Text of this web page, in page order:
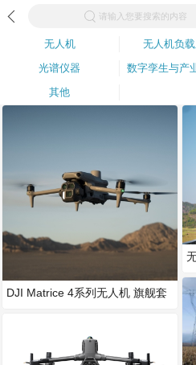
请输入您要搜索的内容
无人机 无人机负载
光谱仪器
数字孪生与产
其他
DJI Matrice 4系列无人机 旗舰套